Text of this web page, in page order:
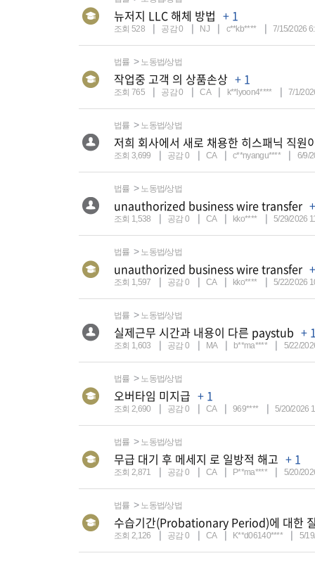
뉴저지 LLC 해체 방법 + 1
조회 528 공감 0 NJ c**kb**** 7/15/2026
법률 노동법/상법
작업중 고객 의 상품손상 + 1
조회 765 공감 0 CA k**lyoon4**** 7/1/
법률 노동법/상법
저희 회사에서 새로 채용한 히스패닉 직원
조회 3,699 공감 0 CA c**nyangu**** 6/9/
법률 노동법/상법
unauthorized business wire transfer
조회 1,538 공감 0 CA kko**** 5/29/2026
법률 노동법/상법
unauthorized business wire transfer
조회 1,597 공감 0 CA kko**** 5/22/2026
법률 노동법/상법
실제근무 시간과 내용이 다른 paystub +
조회 1,603 공감 0 MA b**ma**** 5/22/
법률 노동법/상법
오버타임 미지급 + 1
조회 2,690 공감 0 CA 969**** 5/20/2026
법률 노동법/상법
무급 대기 후 메세지 로 일방적 해고 + 1
조회 2,871 공감 0 CA P**ma**** 5/20/
법률 노동법/상법
수습기간(Probationary Period)에 대한
조회 2,126 공감 0 CA K**d06140**** 5/